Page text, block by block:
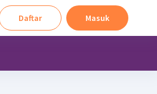
Daftar Masuk